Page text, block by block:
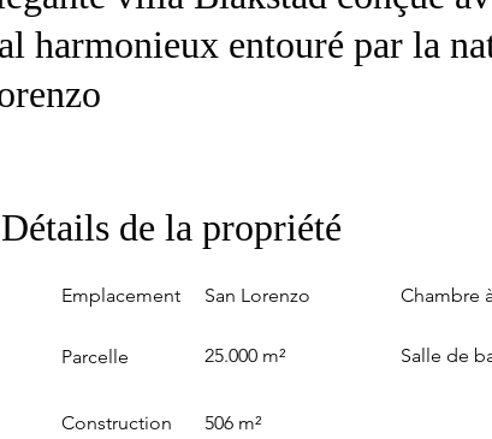
harmonieux entouré par la
Détails de la propriété
Emplacement
Parcelle
Construction
San Lorenzo
25.000 m²
506 m²
Chambre
Salle de